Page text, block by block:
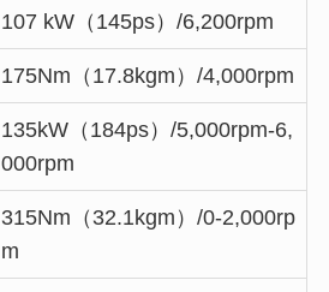
107 kW（145ps）/6,200rpm
175Nm（17.8kgm）/4,000rpm
135kW（184ps）/5,000rpm-6,
000rpm
315Nm（32.1kgm）/0-2,000rp
m